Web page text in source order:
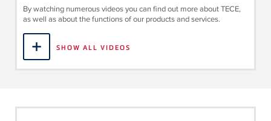
By watching numerous videos you can find out more about TECE,
as well as about the functions of our products and services.
SHOW ALL VIDEOS